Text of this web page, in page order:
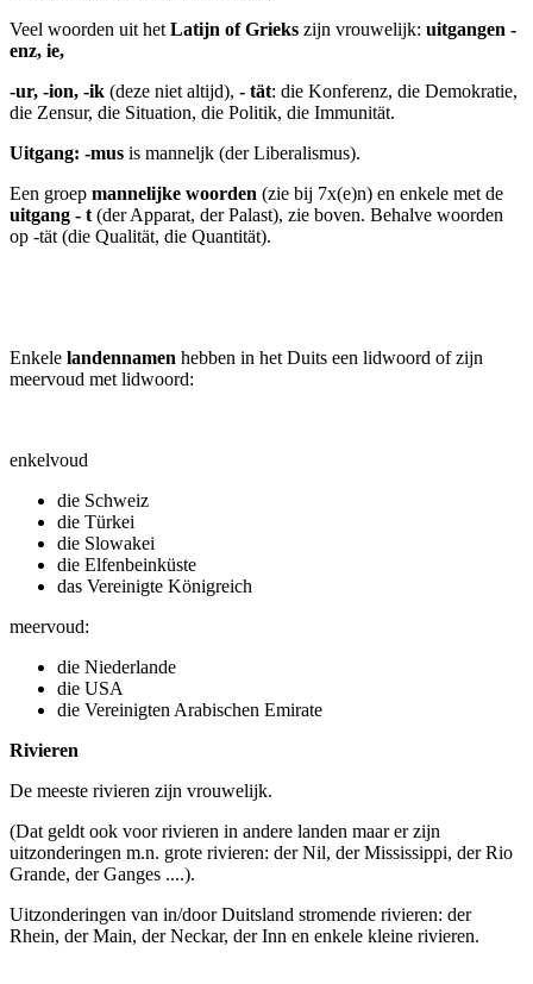
Veel woorden uit het Latijn of Grieks zijn vrouwelijk: uitgangen -
enz, ie,
-ur, -ion, -ik (deze niet altijd), - tät: die Konferenz, die Demokratie,
die Zensur, die Situation, die Politik, die Immunität.
Uitgang: -mus is manneljk (der Liberalismus).
Een groep mannelijke woorden (zie bij 7x(e)n) en enkele met de
uitgang - t (der Apparat, der Palast), zie boven. Behalve woorden
op -tät (die Qualität, die Quantität).
Enkele landennamen hebben in het Duits een lidwoord of zijn
meervoud met lidwoord:
enkelvoud
die Schweiz
die Türkei
die Slowakei
die Elfenbeinküste
das Vereinigte Königreich
meervoud:
die Niederlande
die USA
die Vereinigten Arabischen Emirate
Rivieren
De meeste rivieren zijn vrouwelijk.
(Dat geldt ook voor rivieren in andere landen maar er zijn
uitzonderingen m.n. grote rivieren: der Nil, der Mississippi, der Rio
Grande, der Ganges ....).
Uitzonderingen van in/door Duitsland stromende rivieren: der
Rhein, der Main, der Neckar, der Inn en enkele kleine rivieren.